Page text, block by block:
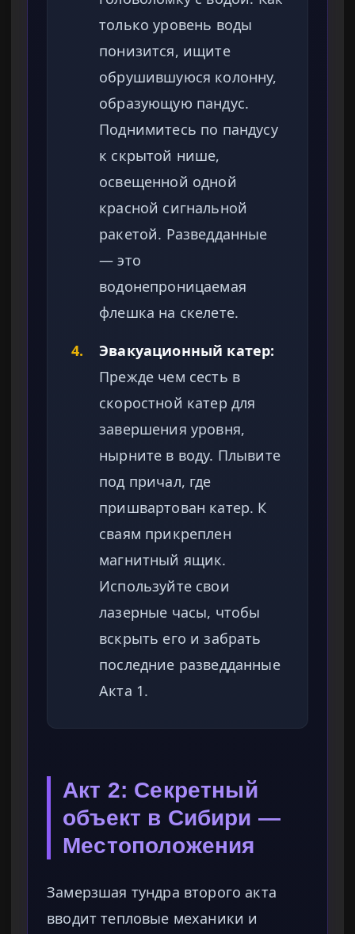
только уровень воды
понизится, ищите
обрушившуюся колонну,
образующую пандус.
Поднимитесь по пандусу
к скрытой нише,
освещенной одной
красной сигнальной
ракетой. Разведданные
— это
водонепроницаемая
флешка на скелете.
4.
Эвакуационный катер:
Прежде чем сесть в
скоростной катер для
завершения уровня,
нырните в воду. Плывите
под причал, где
пришвартован катер. К
сваям прикреплен
магнитный ящик.
Используйте свои
лазерные часы, чтобы
вскрыть его и забрать
последние разведданные
Акта 1.
Акт 2: Секретный
объект в Сибири —
Местоположения
Замерзшая тундра второго акта
вводит тепловые механики и